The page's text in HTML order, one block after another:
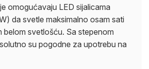
omogućavaju LED sijalicama
da svetle maksimalno osam sati
belom svetlošću. Sa stepenom
su pogodne za upotrebu na